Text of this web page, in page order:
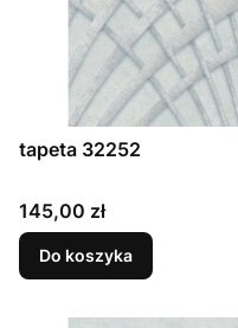
tapeta 32252
Cena
145,00 zł
Do koszyka